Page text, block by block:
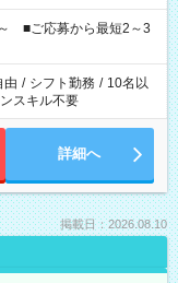
」 「できれば残業はし
ワーク希望
間と、もう1つのお仕事
場合は応募できません。
■ご応募から最短2～3
由 / シフト勤務 / 10名以
スキル不要
詳細へ
掲載日：2026.08.10